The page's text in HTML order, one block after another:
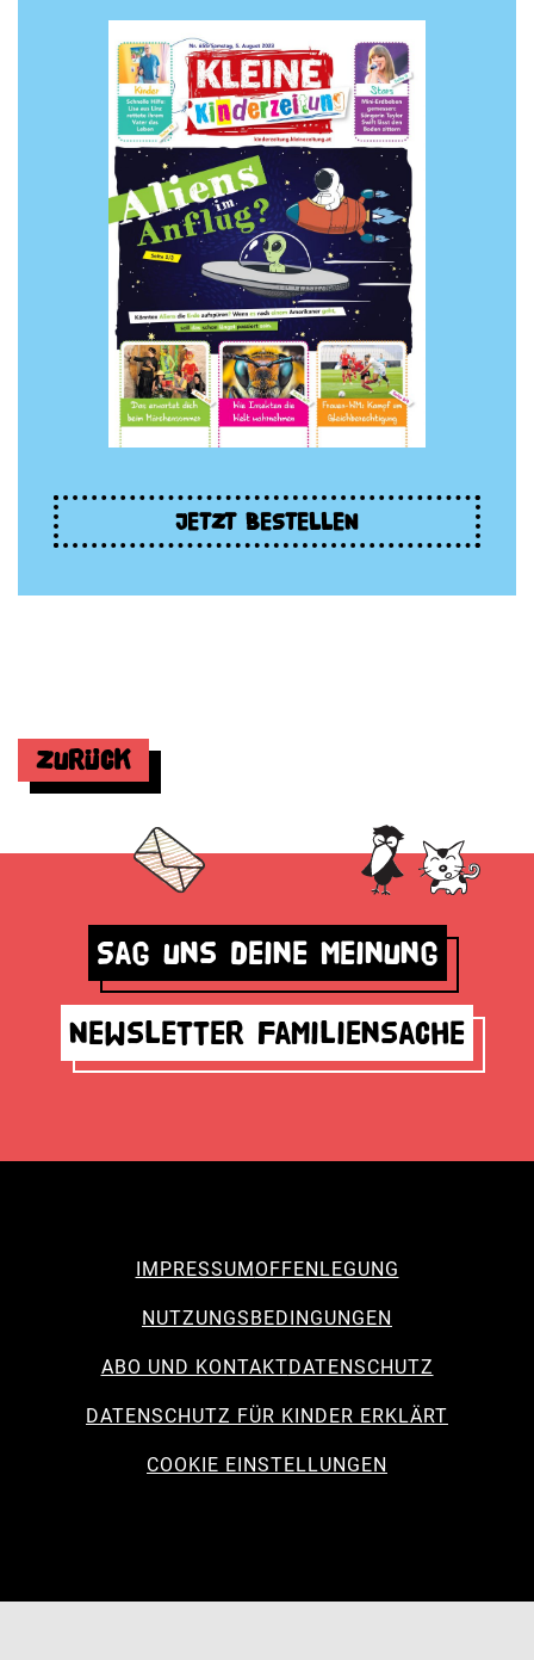
JETZT BESTELLEN
Zurück
Sag uns deine Meinung
Newsletter Familiensache
IMPRESSUMOFFENLEGUNG
NUTZUNGSBEDINGUNGEN
ABO UND KONTAKTDATENSCHUTZ
DATENSCHUTZ FÜR KINDER ERKLÄRT
COOKIE EINSTELLUNGEN